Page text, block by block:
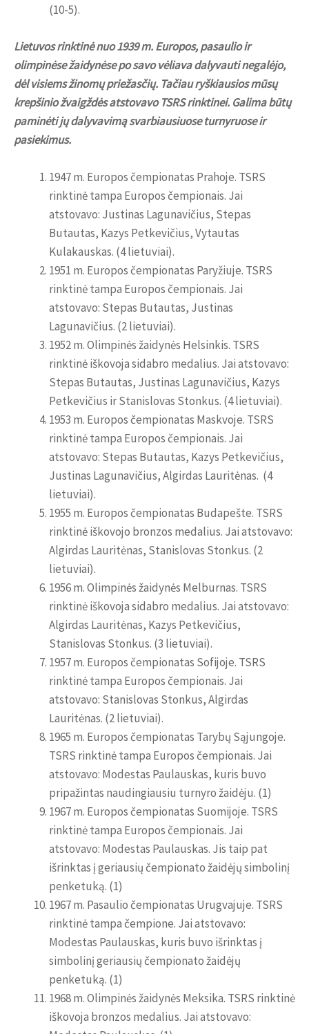
(10-5).
Lietuvos rinktinė nuo 1939 m. Europos, pasaulio ir
olimpinėse žaidynėse po savo vėliava dalyvauti negalėjo,
dėl visiems žinomų priežasčių. Tačiau ryškiausios mūsų
krepšinio žvaigždės atstovavo TSRS rinktinei. Galima būtų
paminėti jų dalyvavimą svarbiausiuose turnyruose ir
pasiekimus.
1947 m. Europos čempionatas Prahoje. TSRS
rinktinė tampa Europos čempionais. Jai
atstovavo: Justinas Lagunavičius, Stepas
Butautas, Kazys Petkevičius, Vytautas
Kulakauskas. (4 lietuviai).
1951 m. Europos čempionatas Paryžiuje. TSRS
rinktinė tampa Europos čempionais. Jai
atstovavo: Stepas Butautas, Justinas
Lagunavičius. (2 lietuviai).
1952 m. Olimpinės žaidynės Helsinkis. TSRS
rinktinė iškovoja sidabro medalius. Jai atstovavo:
Stepas Butautas, Justinas Lagunavičius, Kazys
Petkevičius ir Stanislovas Stonkus. (4 lietuviai).
1953 m. Europos čempionatas Maskvoje. TSRS
rinktinė tampa Europos čempionais. Jai
atstovavo: Stepas Butautas, Kazys Petkevičius,
Justinas Lagunavičius, Algirdas Lauritėnas. (4
lietuviai).
1955 m. Europos čempionatas Budapešte. TSRS
rinktinė iškovojo bronzos medalius. Jai atstovavo:
Algirdas Lauritėnas, Stanislovas Stonkus. (2
lietuviai).
1956 m. Olimpinės žaidynės Melburnas. TSRS
rinktinė iškovoja sidabro medalius. Jai atstovavo:
Algirdas Lauritėnas, Kazys Petkevičius,
Stanislovas Stonkus. (3 lietuviai).
1957 m. Europos čempionatas Sofijoje. TSRS
rinktinė tampa Europos čempionais. Jai
atstovavo: Stanislovas Stonkus, Algirdas
Lauritėnas. (2 lietuviai).
1965 m. Europos čempionatas Tarybų Sąjungoje.
TSRS rinktinė tampa Europos čempionais. Jai
atstovavo: Modestas Paulauskas, kuris buvo
pripažintas naudingiausiu turnyro žaidėju. (1)
1967 m. Europos čempionatas Suomijoje. TSRS
rinktinė tampa Europos čempionais. Jai
atstovavo: Modestas Paulauskas. Jis taip pat
išrinktas į geriausių čempionato žaidėjų simbolinį
penketuką. (1)
1967 m. Pasaulio čempionatas Urugvajuje. TSRS
rinktinė tampa čempione. Jai atstovavo:
Modestas Paulauskas, kuris buvo išrinktas į
simbolinį geriausių čempionato žaidėjų
penketuką. (1)
1968 m. Olimpinės žaidynės Meksika. TSRS rinktinė
iškovoja bronzos medalius. Jai atstovavo: